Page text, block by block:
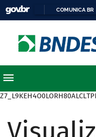
COMUNICA BR